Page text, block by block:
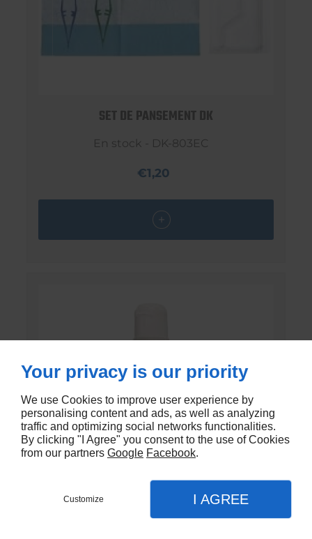
SET DE PANSEMENT DK
En stock - DK-803EC
€1,20
Your privacy is our priority
We use Cookies to improve user experience by
personalising content and ads, as well as analyzing
traffic and optimizing social networks functionalities.
By clicking "I Agree" you consent to the use of Cookies
from our partners Google Facebook.
Customize I AGREE